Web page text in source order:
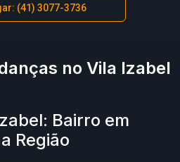
(41) 3077-3736
no Vila Izabel
Bairro em
Região